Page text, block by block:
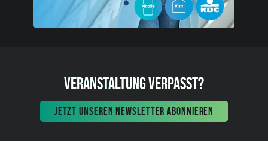
VERANSTALTUNG VERPASST?
JETZT UNSEREN NEWSLETTER ABONNIEREN